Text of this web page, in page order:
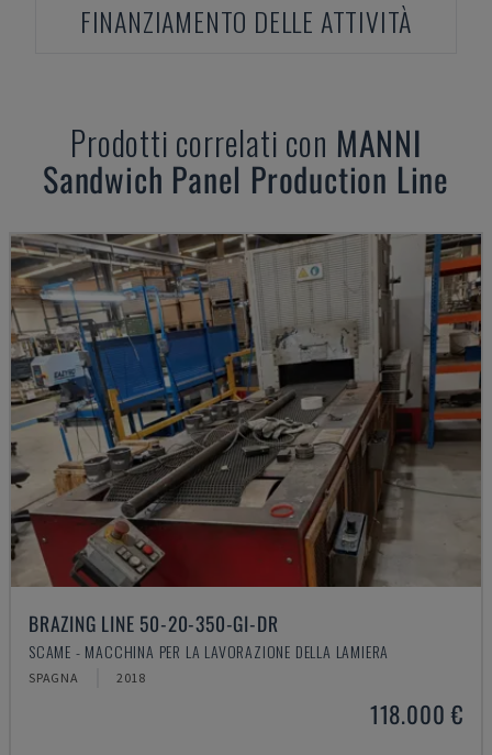
FINANZIAMENTO DELLE ATTIVITÀ
Prodotti correlati con MANNI
Sandwich Panel Production Line
BRAZING LINE 50-20-350-GI-DR
SCAME - MACCHINA PER LA LAVORAZIONE DELLA LAMIERA
SPAGNA 2018
118.000 €